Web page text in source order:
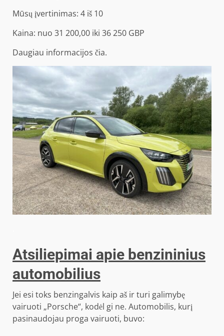
Mūsų įvertinimas: 4 iš 10
Kaina: nuo 31 200,00 iki 36 250 GBP
Daugiau informacijos čia.
Atsiliepimai apie benzininius
automobilius
Jei esi toks benzingalvis kaip aš ir turi galimybę
vairuoti „Porsche“, kodėl gi ne. Automobilis, kurį
pasinaudojau proga vairuoti, buvo: